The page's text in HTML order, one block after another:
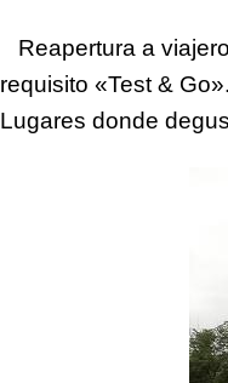
Reapertura a
requisito «Test &
Lugares donde